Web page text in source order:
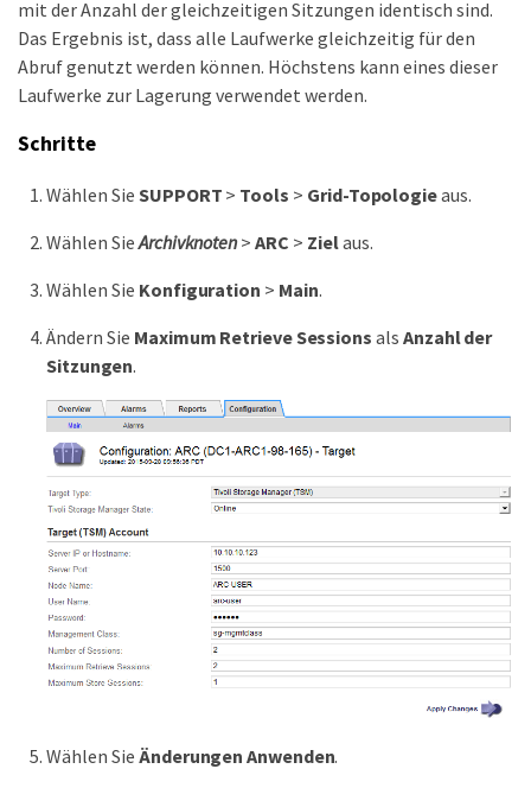
mit der Anzahl der gleichzeitigen Sitzungen identisch sind.
Das Ergebnis ist, dass alle Laufwerke gleichzeitig für den
Abruf genutzt werden können. Höchstens kann eines dieser
Laufwerke zur Lagerung verwendet werden.
Schritte
Wählen Sie SUPPORT > Tools > Grid-Topologieaus.
Wählen SieArchivknoten>ARC > Zielaus.
Wählen Sie Konfiguration > Main.
Ändern Sie Maximum Retrieve Sessions als Anzahl der
Sitzungen.
Wählen Sie Änderungen Anwenden.